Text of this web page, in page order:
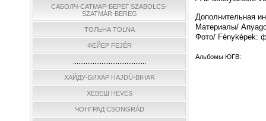
САБОЛЧ-САТМАР-БЕРЕГ SZABOLCS-
SZATMÁR-BEREG
ТОЛЬНА TOLNA
ФЕЙЕР FEJÉR
ХАЙДУ-БИХАР HAJDÚ-BIHAR
ХЕВЕШ HEVES
ЧОНГРАД CSONGRÁD
Дополнительная
Материалы/
Фото/ Fényképek:
Альбомы ЮГВ: